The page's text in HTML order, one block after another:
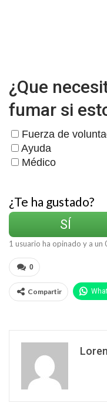
¿Que
fumar si
Fuerza de
Ayuda
Médico
¿Te ha gustado?
SÍ
1 usuario ha opinado y a un
0
Compartir